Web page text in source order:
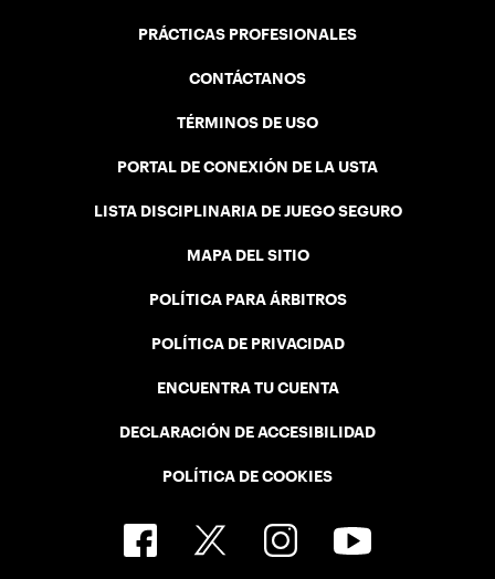
PRÁCTICAS PROFESIONALES
CONTÁCTANOS
TÉRMINOS DE USO
PORTAL DE CONEXIÓN DE LA USTA
LISTA DISCIPLINARIA DE JUEGO SEGURO
MAPA DEL SITIO
POLÍTICA PARA ÁRBITROS
POLÍTICA DE PRIVACIDAD
ENCUENTRA TU CUENTA
DECLARACIÓN DE ACCESIBILIDAD
POLÍTICA DE COOKIES